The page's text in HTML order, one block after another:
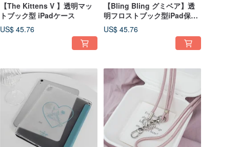
【The Kittens V 】透明マッ
トブック型 iPadケース
US$ 45.76
【Bling Bling グミベア】透
明フロストブック型iPad保護
ケース
US$ 45.76